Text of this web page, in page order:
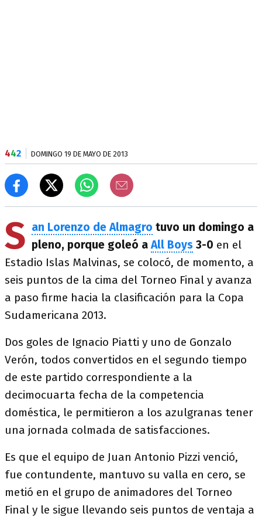
442 DOMINGO 19 DE MAYO DE 2013
S an Lorenzo de Almagro tuvo un domingo a
pleno, porque goleó aAll Boys 3-0 en el
Estadio Islas Malvinas, se colocó, de momento, a
seis puntos de la cima del Torneo Final y avanza
a paso firme hacia la clasificación para la Copa
Sudamericana 2013.
Dos goles de Ignacio Piatti y uno de Gonzalo
Verón, todos convertidos en el segundo tiempo
de este partido correspondiente a la
decimocuarta fecha de la competencia
doméstica, le permitieron a los azulgranas tener
una jornada colmada de satisfacciones.
Es que el equipo de Juan Antonio Pizzi venció,
fue contundente, mantuvo su valla en cero, se
metió en el grupo de animadores del Torneo
Final y le sigue llevando seis puntos de ventaja a